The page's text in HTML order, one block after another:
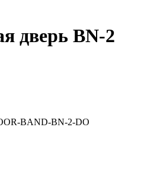
дверь BN-2
BAND-BN-2-DO